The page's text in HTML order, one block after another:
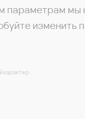
параметрам мы
изменить
характер.